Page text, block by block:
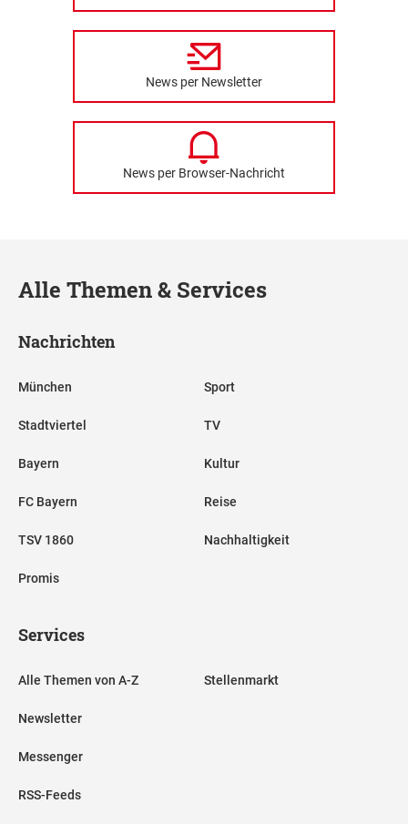
News per Newsletter
News per Browser-Nachricht
Alle Themen & Services
Nachrichten
München
Stadtviertel
Bayern
FC Bayern
TSV 1860
Promis
Sport
TV
Kultur
Reise
Nachhaltigkeit
Services
Alle Themen von A-Z
Newsletter
Messenger
RSS-Feeds
Stellenmarkt